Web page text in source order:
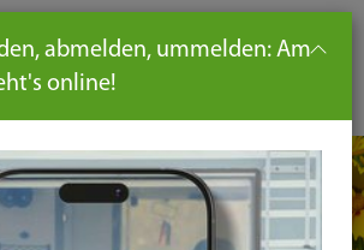
DE
abmelden, ummelden: Am
online!